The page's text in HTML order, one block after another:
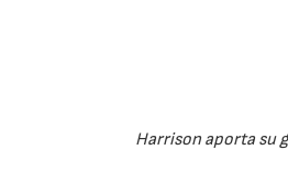
Harrison aporta su